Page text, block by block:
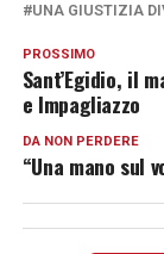
UNA GIUSTIZIA
PROSSIMO
Sant’Egidio, il
e Impagliazzo
DA NON PERDERE
“Una mano sul